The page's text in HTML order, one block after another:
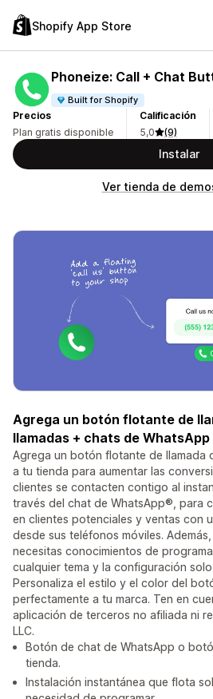
Shopify App Store
Phoneize: Call + Chat
Built for Shopify
Precios
Plan gratis disponible
Calificación
5,0
(9)
Instalar
Ver tienda de
Agrega un botón flotante de
llamadas + chats de WhatsApp
Agrega un botón flotante de llamada
a tu tienda para aumentar las
clientes se contacten contigo al
través del chat de WhatsApp®, para
en clientes potenciales y ventas con
desde sus teléfonos móviles.
necesitas conocimientos de
cualquier tema y la configuración
Personaliza el estilo y el color del
perfectamente a tu marca. Ten en
aplicación de terceros no afiliada ni
LLC.
Botón de chat de WhatsApp o
tienda.
Instalación instantánea que flota